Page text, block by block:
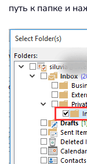
путь к папке и